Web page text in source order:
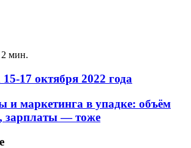
2 мин.
17 октября 2022 года
и маркетинга в упадке: объём
зарплаты — тоже